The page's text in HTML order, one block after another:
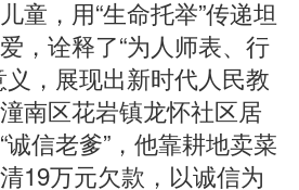
童，用“生命托举”传递坦
，诠释了“为人师表、行
义，展现出新时代人民教
南区花岩镇龙怀社区居
信老爹”，他靠耕地卖菜
19万元欠款，以诚信为